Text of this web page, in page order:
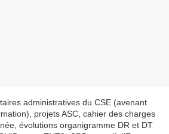
administratives du CSE (avenant
projets ASC, cahier des charges
évolutions organigramme DR et DT